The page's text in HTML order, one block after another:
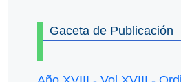
Gaceta de Publicación